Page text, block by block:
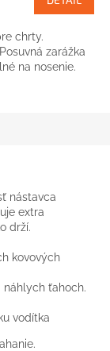
chrty.
zarážka
na nosenie.
nástavca
extra
drží.
kovových
náhlych ťahoch.
vodítka